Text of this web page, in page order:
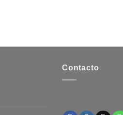
Contacto